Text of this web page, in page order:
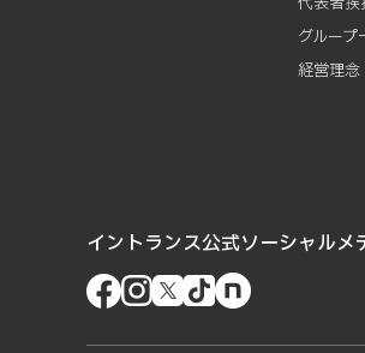
グループ
経営理念
イントランス公式ソーシャルメ